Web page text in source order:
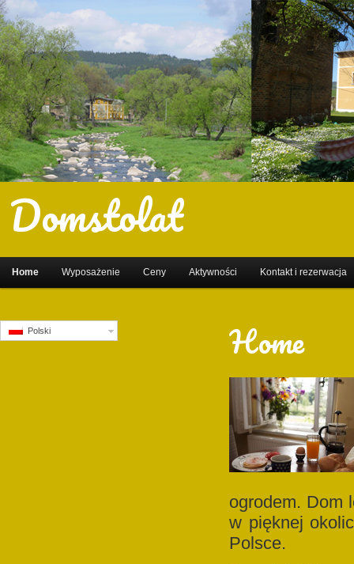
Domstolat
Home Wyposażenie Ceny Aktywności Kontakt i rezerwacja
Home
ogrodem. Dom
w pięknej
Polsce.
Polski